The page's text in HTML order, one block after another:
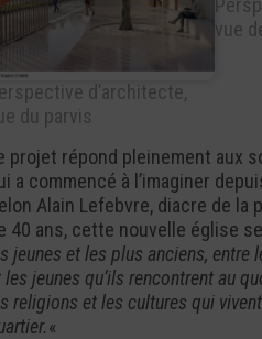
d’architecte,
du parvis
vue
projet répond pleinement aux
a commencé à l’imaginer
Alain Lefebvre, diacre de la
40 ans, cette nouvelle église
jeunes et les plus anciens, entre
les jeunes qu’ils rencontrent au
religions et les cultures qui
«